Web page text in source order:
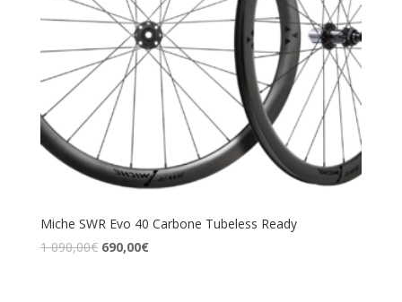
Miche SWR Evo 40 Carbone Tubeless Ready
1 090,00€ 690,00€